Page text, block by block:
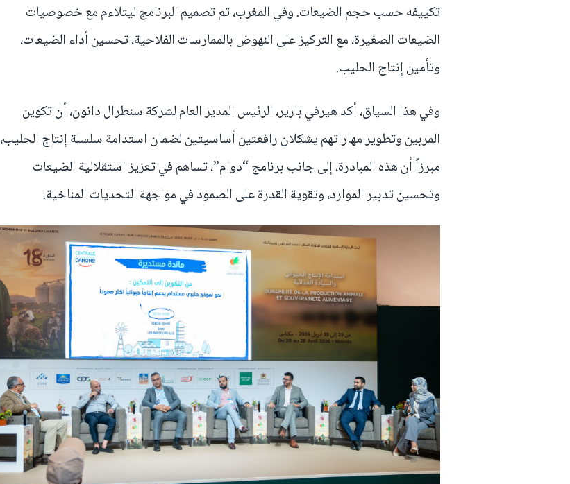
تكييفه حسب حجم الضيعات. وفي المغرب، تم تصميم البرنامج ليتلاءم مع خصوصيات
الضيعات الصغيرة، مع التركيز على النهوض بالممارسات الفلاحية، تحسين أداء الضيعات،
وتأمين إنتاج الحليب.
وفي هذا السياق، أكد هيرفي بارير، الرئيس المدير العام لشركة سنطرال دانون، أن تكوين
المربين وتطوير مهاراتهم يشكلان رافعتين أساسيتين لضمان استدامة سلسلة إنتاج الحليب،
مبرزاً أن هذه المبادرة، إلى جانب برنامج “دوام”، تساهم في تعزيز استقلالية الضيعات
وتحسين تدبير الموارد، وتقوية القدرة على الصمود في مواجهة التحديات المناخية.